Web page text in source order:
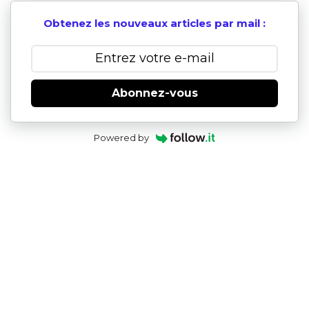
Obtenez les nouveaux articles par mail :
Abonnez-vous
Powered by